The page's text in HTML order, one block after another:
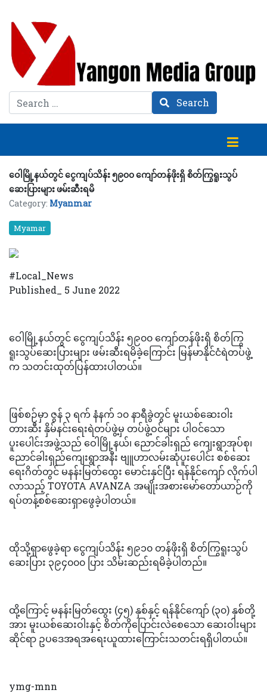
Search Search
ဝေါမြို့နယ်တွင် ငွေကျပ်သိန်း ၅၉၀၀ ကျော်တန်ဖိုးရှိ စိတ်ကြွရူးသွပ်
ဆေးပြားများ ဖမ်းဆီးရမိ
Category: Myanmar
Myamar
#Local_News
Published_ 5 June 2022
ဝေါမြို့နယ်တွင် ငွေကျပ်သိန်း ၅၉၀၀ ကျော်တန်ဖိုးရှိ စိတ်ကြွ
ရူးသွပ်ဆေးပြားများ ဖမ်းဆီးရမိခဲ့ကြောင်း မြန်မာနိုင်ငံရဲတပ်ဖွဲ့
က သတင်းထုတ်ပြန်ထားပါတယ်။
ဖြစ်စဉ်မှာ ဇွန် ၃ ရက် နံနက် ၁၀ နာရီခွဲတွင် မူးယစ်ဆေးဝါး
တားဆီး နှိမ်နင်းရေးရဲတပ်ဖွဲ့မှ တပ်ဖွဲ့ဝင်များ ပါဝင်သော
ပူးပေါင်းအဖွဲ့သည် ဝေါမြို့နယ်၊ ညောင်ခါးရှည် ကျေးရွာအုပ်စု၊
ညောင်ခါးရှည်ကျေးရွာအနီး ဗျူဟာလမ်းဆုံပူးပေါင်း စစ်ဆေး
ရေးဂိတ်တွင် မနန်းမြတ်ထွေး မောင်းနှင်ပြီး ရန်နိုင်ကျော် လိုက်ပါ
လာသည့် TOYOTA AVANZA အမျိုးအစားမော်တော်ယာဉ်ကို
ရပ်တန့်စစ်ဆေးရှာဖွေခဲ့ပါတယ်။
ထိုသို့ရှာဖွေခဲ့ရာ ငွေကျပ်သိန်း ၅၉၁၀ တန်ဖိုးရှိ စိတ်ကြွရူးသွပ်
ဆေးပြား ၃၉၄၀၀၀ ပြား သိမ်းဆည်းရမိခဲ့ပါတည်။
ထို့ကြောင့် မနန်းမြတ်ထွေး (၄၅) နှစ်နှင့် ရန်နိုင်ကျော် (၃၀) နှစ်တို့
အား မူးယစ်ဆေးဝါးနှင့် စိတ်ကိုပြောင်းလဲစေသော ဆေးဝါးများ
ဆိုင်ရာ ဥပဒေအရအရေးယူထားကြောင်းသတင်းရရှိပါတယ်။
ymg-mnn